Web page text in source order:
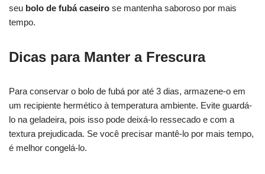
seu bolo de fubá caseiro se mantenha saboroso por mais
tempo.
Dicas para Manter a Frescura
Para conservar o bolo de fubá por até 3 dias, armazene-o em
um recipiente hermético à temperatura ambiente. Evite guardá-
lo na geladeira, pois isso pode deixá-lo ressecado e com a
textura prejudicada. Se você precisar mantê-lo por mais tempo,
é melhor congelá-lo.